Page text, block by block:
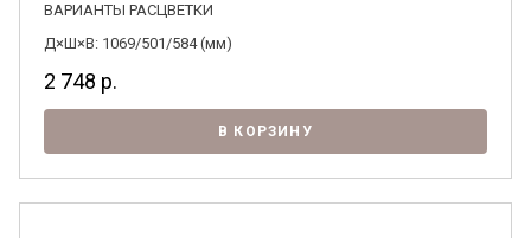
ВАРИАНТЫ РАСЦВЕТКИ
Д×Ш×В: 1069/501/584 (мм)
2 748 р.
В КОРЗИНУ